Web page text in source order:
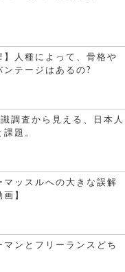
】人種によって、骨格や
テージはあるの?
調査から見える、日本人
題。
ッスルへの大きな誤解
】
ンとフリーランスどち